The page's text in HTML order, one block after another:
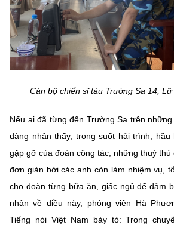
Cán bộ chiến sĩ tàu Trường Sa 14,
Nếu ai đã từng đến Trường Sa trên
dàng nhận thấy, trong suốt hải trình, hầu
gặp gỡ của đoàn công tác, những thuỷ thủ
đơn giản bởi các anh còn làm nhiệm vụ,
cho đoàn từng bữa ăn, giấc ngủ để đảm
nhận về điều này, phóng viên Hà
Tiếng nói Việt Nam bày tỏ: Trong